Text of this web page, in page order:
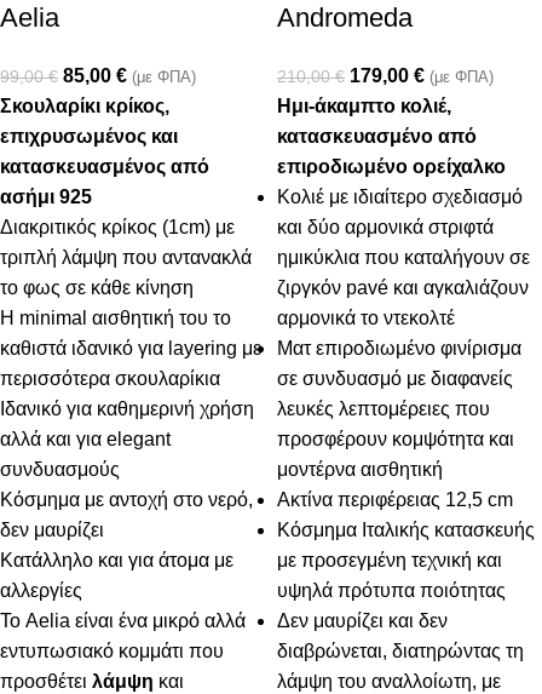
Aelia
99,00€ 85,00 € (με ΦΠΑ)
Σκουλαρίκι κρίκος,
επιχρυσωμένος και
κατασκευασμένος από
ασήμι 925
Διακριτικός κρίκος (1cm) με
τριπλή λάμψη που αντανακλά
το φως σε κάθε κίνηση
Η minimal αισθητική του το
καθιστά ιδανικό για layering με
περισσότερα σκουλαρίκια
Ιδανικό για καθημερινή χρήση
αλλά και για elegant
συνδυασμούς
Κόσμημα με αντοχή στο νερό,
δεν μαυρίζει
Κατάλληλο και για άτομα με
αλλεργίες
Το Aelia είναι ένα μικρό αλλά
εντυπωσιακό κομμάτι που
προσθέτει λάμψη και
Andromeda
210,00€ 179,00 € (με ΦΠΑ)
Ημι-άκαμπτο κολιέ,
κατασκευασμένο από
επιροδιωμένο ορείχαλκο
Κολιέ με ιδιαίτερο σχεδιασμό
και δύο αρμονικά στριφτά
ημικύκλια που καταλήγουν σε
ζιργκόν pavé και αγκαλιάζουν
αρμονικά το ντεκολτέ
Ματ επιροδιωμένο φινίρισμα
σε συνδυασμό με διαφανείς
λευκές λεπτομέρειες που
προσφέρουν κομψότητα και
μοντέρνα αισθητική
Ακτίνα περιφέρειας 12,5 cm
Κόσμημα Ιταλικής κατασκευής
με προσεγμένη τεχνική και
υψηλά πρότυπα ποιότητας
Δεν μαυρίζει και δεν
διαβρώνεται, διατηρώντας τη
λάμψη του αναλλοίωτη, με